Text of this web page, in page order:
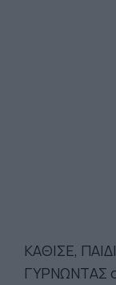
ΚΑΘΙΣΕ,
ΓΥΡΝΩΝΤΑΣ